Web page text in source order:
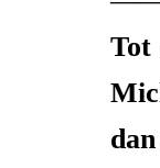
Tot